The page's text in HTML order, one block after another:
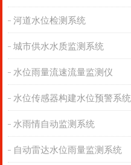
河道水位检测系统
城市供水水质监测系统
水位雨量流速流量监测仪
水位传感器构建水位预警系统
水雨情自动监测系统
自动雷达水位雨量监测系统